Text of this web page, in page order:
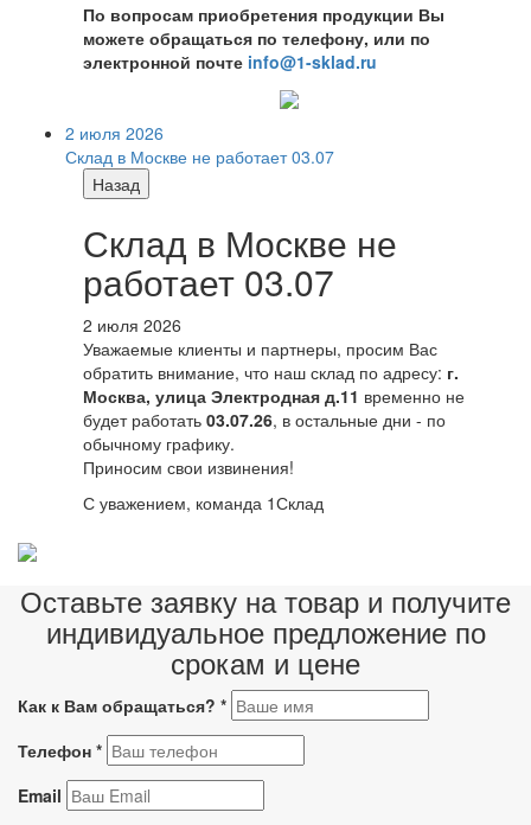
По вопросам приобретения продукции Вы
можете обращаться по телефону, или по
электронной почте info@1-sklad.ru
2 июля 2026
Склад в Москве не работает 03.07
Назад
Склад в Москве не
работает 03.07
2 июля 2026
Уважаемые клиенты и партнеры, просим Вас
обратить внимание, что наш склад по адресу: г.
Москва, улица Электродная д.11 временно не
будет работать 03.07.26, в остальные дни - по
обычному графику.
Приносим свои извинения!
С уважением, команда 1Склад
Оставьте заявку на товар и получите
индивидуальное предложение по
срокам и цене
Как к Вам обращаться? *
Телефон *
Email